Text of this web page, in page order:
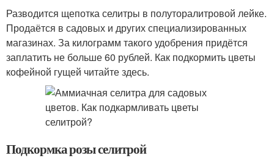
Разводится щепотка селитры в полуторалитровой лейке.
Продаётся в садовых и других специализированных
магазинах. За килограмм такого удобрения придётся
заплатить не больше 60 рублей. Как подкормить цветы
кофейной гущей читайте здесь.
Подкормка розы селитрой